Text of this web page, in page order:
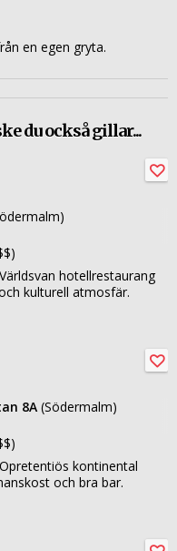
en egen gryta.
du också gillar...
Världsvan hotellrestaurang
kulturell atmosfär.
8A (Södermalm)
Opretentiös kontinental
och bra bar.